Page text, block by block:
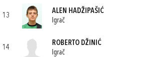
13
ALEN HADŽIPAŠIĆ
Igrač
14
ROBERTO DŽINIĆ
Igrač